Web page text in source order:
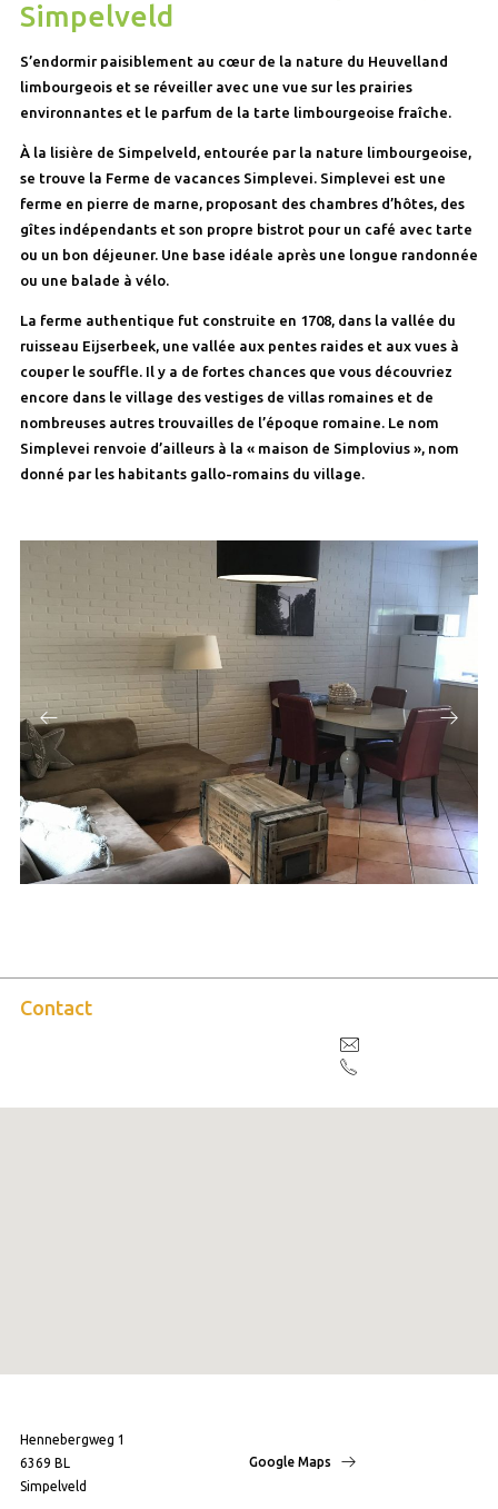
Simpelveld
S’endormir paisiblement au cœur de la nature du Heuvelland
limbourgeois et se réveiller avec une vue sur les prairies
environnantes et le parfum de la tarte limbourgeoise fraîche.
À la lisière de Simpelveld, entourée par la nature limbourgeoise,
se trouve la Ferme de vacances Simplevei. Simplevei est une
ferme en pierre de marne, proposant des chambres d’hôtes, des
gîtes indépendants et son propre bistrot pour un café avec tarte
ou un bon déjeuner. Une base idéale après une longue randonnée
ou une balade à vélo.
La ferme authentique fut construite en 1708, dans la vallée du
ruisseau Eijserbeek, une vallée aux pentes raides et aux vues à
couper le souffle. Il y a de fortes chances que vous découvriez
encore dans le village des vestiges de villas romaines et de
nombreuses autres trouvailles de l’époque romaine. Le nom
Simplevei renvoie d’ailleurs à la « maison de Simplovius », nom
donné par les habitants gallo-romains du village.
Contact
Hennebergweg 1
6369 BL
Simpelveld
Google Maps